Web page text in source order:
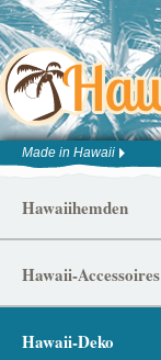
Made in Hawaii
Hawaiihemden
Hawaii-Accessoires
Hawaii-Deko